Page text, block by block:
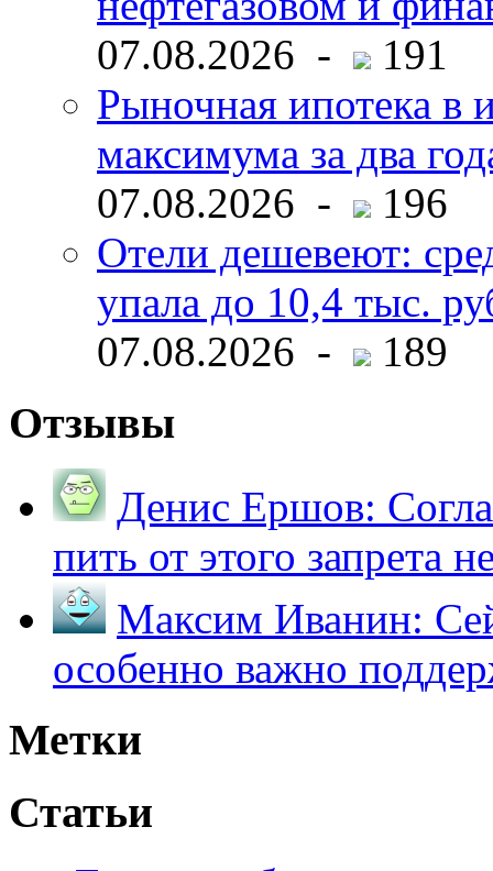
07.08.2026 -
191
Рыночная ипотека в
максимума за два
07.08.2026 -
196
Отели дешевеют:
упала до 10,4 тыс.
07.08.2026 -
189
Отзывы
Денис Ершов:
пить от этого запрета
Максим Иванин:
особенно важно
Метки
Статьи